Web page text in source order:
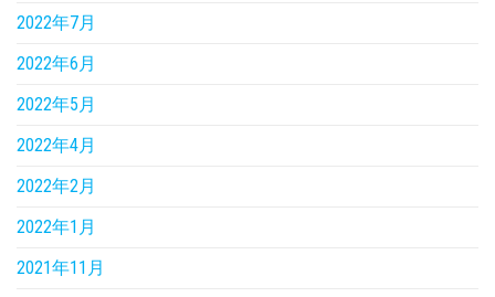
2022年7月
2022年6月
2022年5月
2022年4月
2022年2月
2022年1月
2021年11月